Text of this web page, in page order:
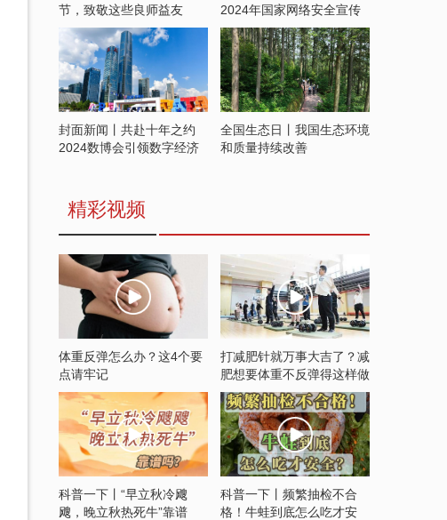
节，致敬这些良师益友
2024年国家网络安全宣传
周开启
封面新闻丨共赴十年之约
2024数博会引领数字经济
全国生态日丨我国生态环境
和质量持续改善
精彩视频
体重反弹怎么办？这4个要
点请牢记
打减肥针就万事大吉了？减
肥想要体重不反弹得这样做
科普一下丨“早立秋冷飕
飕，晚立秋热死牛”靠谱
科普一下丨频繁抽检不合
格！牛蛙到底怎么吃才安